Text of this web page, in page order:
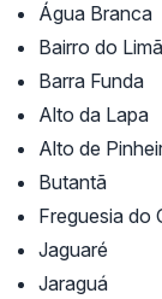
Água Branca
Bairro do
Barra Funda
Alto da Lapa
Alto de
Butantã
Freguesia do
Jaguaré
Jaraguá